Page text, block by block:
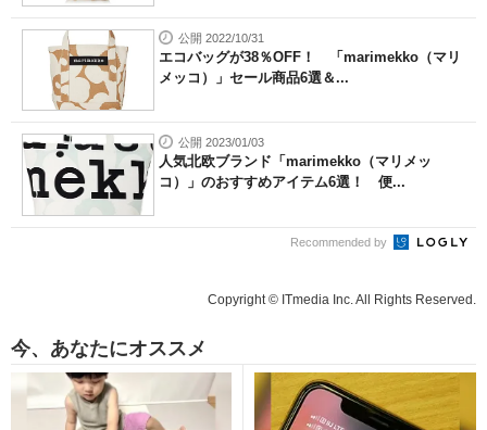
公開 2022/10/31
エコバッグが38％OFF！ 「marimekko（マリ
メッコ）」セール商品6選＆...
公開 2023/01/03
人気北欧ブランド「marimekko（マリメッ
コ）」のおすすめアイテム6選！ 便...
Recommended by
Copyright © ITmedia Inc. All Rights Reserved.
今、あなたにオススメ